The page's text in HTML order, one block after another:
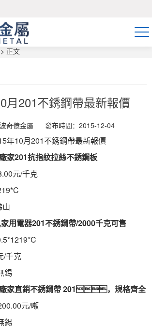
只有精品-宅男噜噜噜66一区二区-吃奶动态图-狠
夜夜骑-永久免费av网站-国产精品无遮挡-久久精
-99热这里只有精品在线观看-久久久久久在线观
-亚州av网-日日日噜噜噜
> 正文
月201不銹鋼帶最新報價
奇億金屬 發布時間：2015-12-04
家201抗指紋拉絲不銹鋼板
元/千克
用電器201不銹鋼帶/2000千克可售
千克
錫
直銷不銹鋼帶 201，規格齊全
元/噸
錫